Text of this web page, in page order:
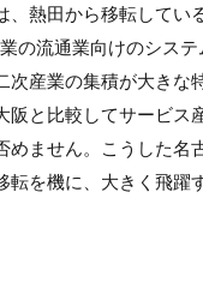
、熱田から移転してい
の流通業向けのシス
次産業の集積が大きな
阪と比較してサービス
めません。こうした名
転を機に、大きく飛躍